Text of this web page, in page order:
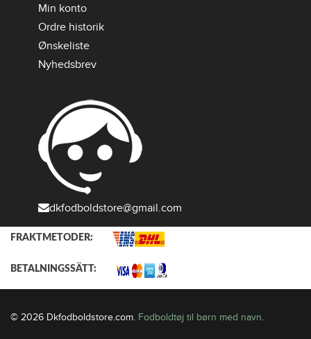
Min konto
Ordre historik
Ønskeliste
Nyhedsbrev
dkfodboldstore@gmail.com
FRAKTMETODER:
BETALNINGSSÄTT:
© 2026 Dkfodboldstore.com. Fodboldtøj til børn med navn.